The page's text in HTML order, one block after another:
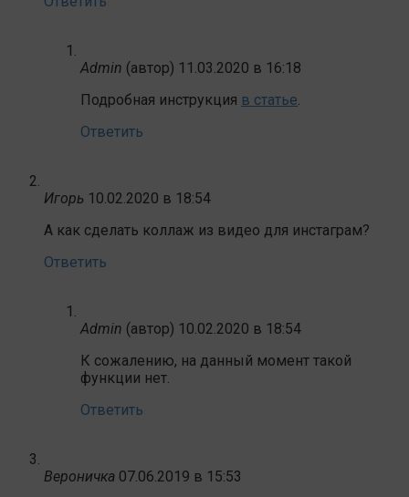
Admin (автор) 11.03.2020 в 16:18
Подробная инструкция в статье
Ответить
Игорь 10.02.2020 в 18:54
А как сделать коллаж из видео для инстаграм?
Ответить
Admin (автор) 10.02.2020 в 18:54
К сожалению, на данный момент такой
функции нет.
Ответить
Вероничка 07.06.2019 в 15:53